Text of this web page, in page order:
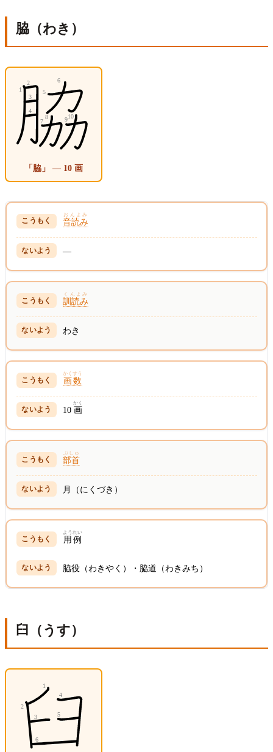
脇（わき）
「脇」 — 10 画
音読み
おんよみ
—
訓読み
くんよみ
わき
画数
かくすう
10 画
かく
部首
ぶしゅ
月（にくづき）
用例
ようれい
脇役（わきやく）・脇道（わきみち）
臼（うす）